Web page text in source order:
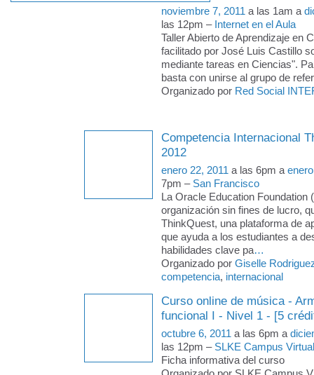
noviembre 7, 2011 a las 1am a
las 12pm – Internet en el Aula
Taller Abierto de Aprendizaje en
facilitado por José Luis Castillo
mediante tareas en Ciencias".
basta con unirse al grupo de
Organizado por Red Social
Competencia Internacional
2012
enero 22, 2011 a las 6pm a
7pm – San Francisco
La Oracle Education Foundation
organización sin fines de lucro,
ThinkQuest, una plataforma de
que ayuda a los estudiantes a
habilidades clave pa…
Organizado por Giselle
competencia, internacional
Curso online de música -
funcional I - Nivel 1 - [5
octubre 6, 2011 a las 6pm a
las 12pm – SLKE Campus Virtual
Ficha informativa del curso